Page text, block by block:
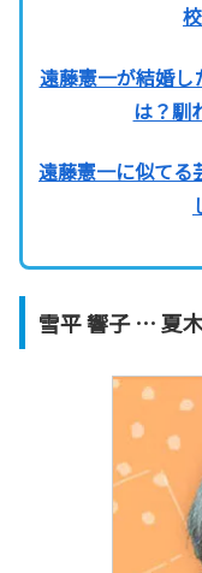
遠藤憲一が結婚し
は？馴
遠藤憲一に似てる
雪平 響子 … 夏